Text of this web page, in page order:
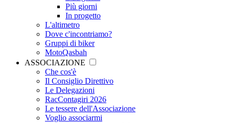
Più giorni
In progetto
L'altimetro
Dove c'incontriamo?
Gruppi di biker
MotoQasbah
ASSOCIAZIONE
Che cos'è
Il Consiglio Direttivo
Le Delegazioni
RacContagiri 2026
Le tessere dell'Associazione
Voglio associarmi